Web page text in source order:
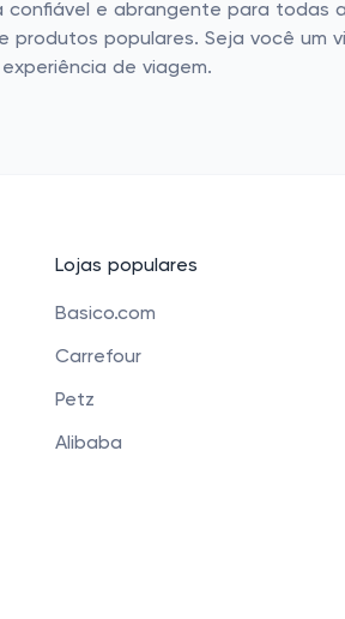
e abrangente para todas
populares. Seja você um
de viagem.
Lojas populares
Basico.com
Carrefour
Petz
Alibaba